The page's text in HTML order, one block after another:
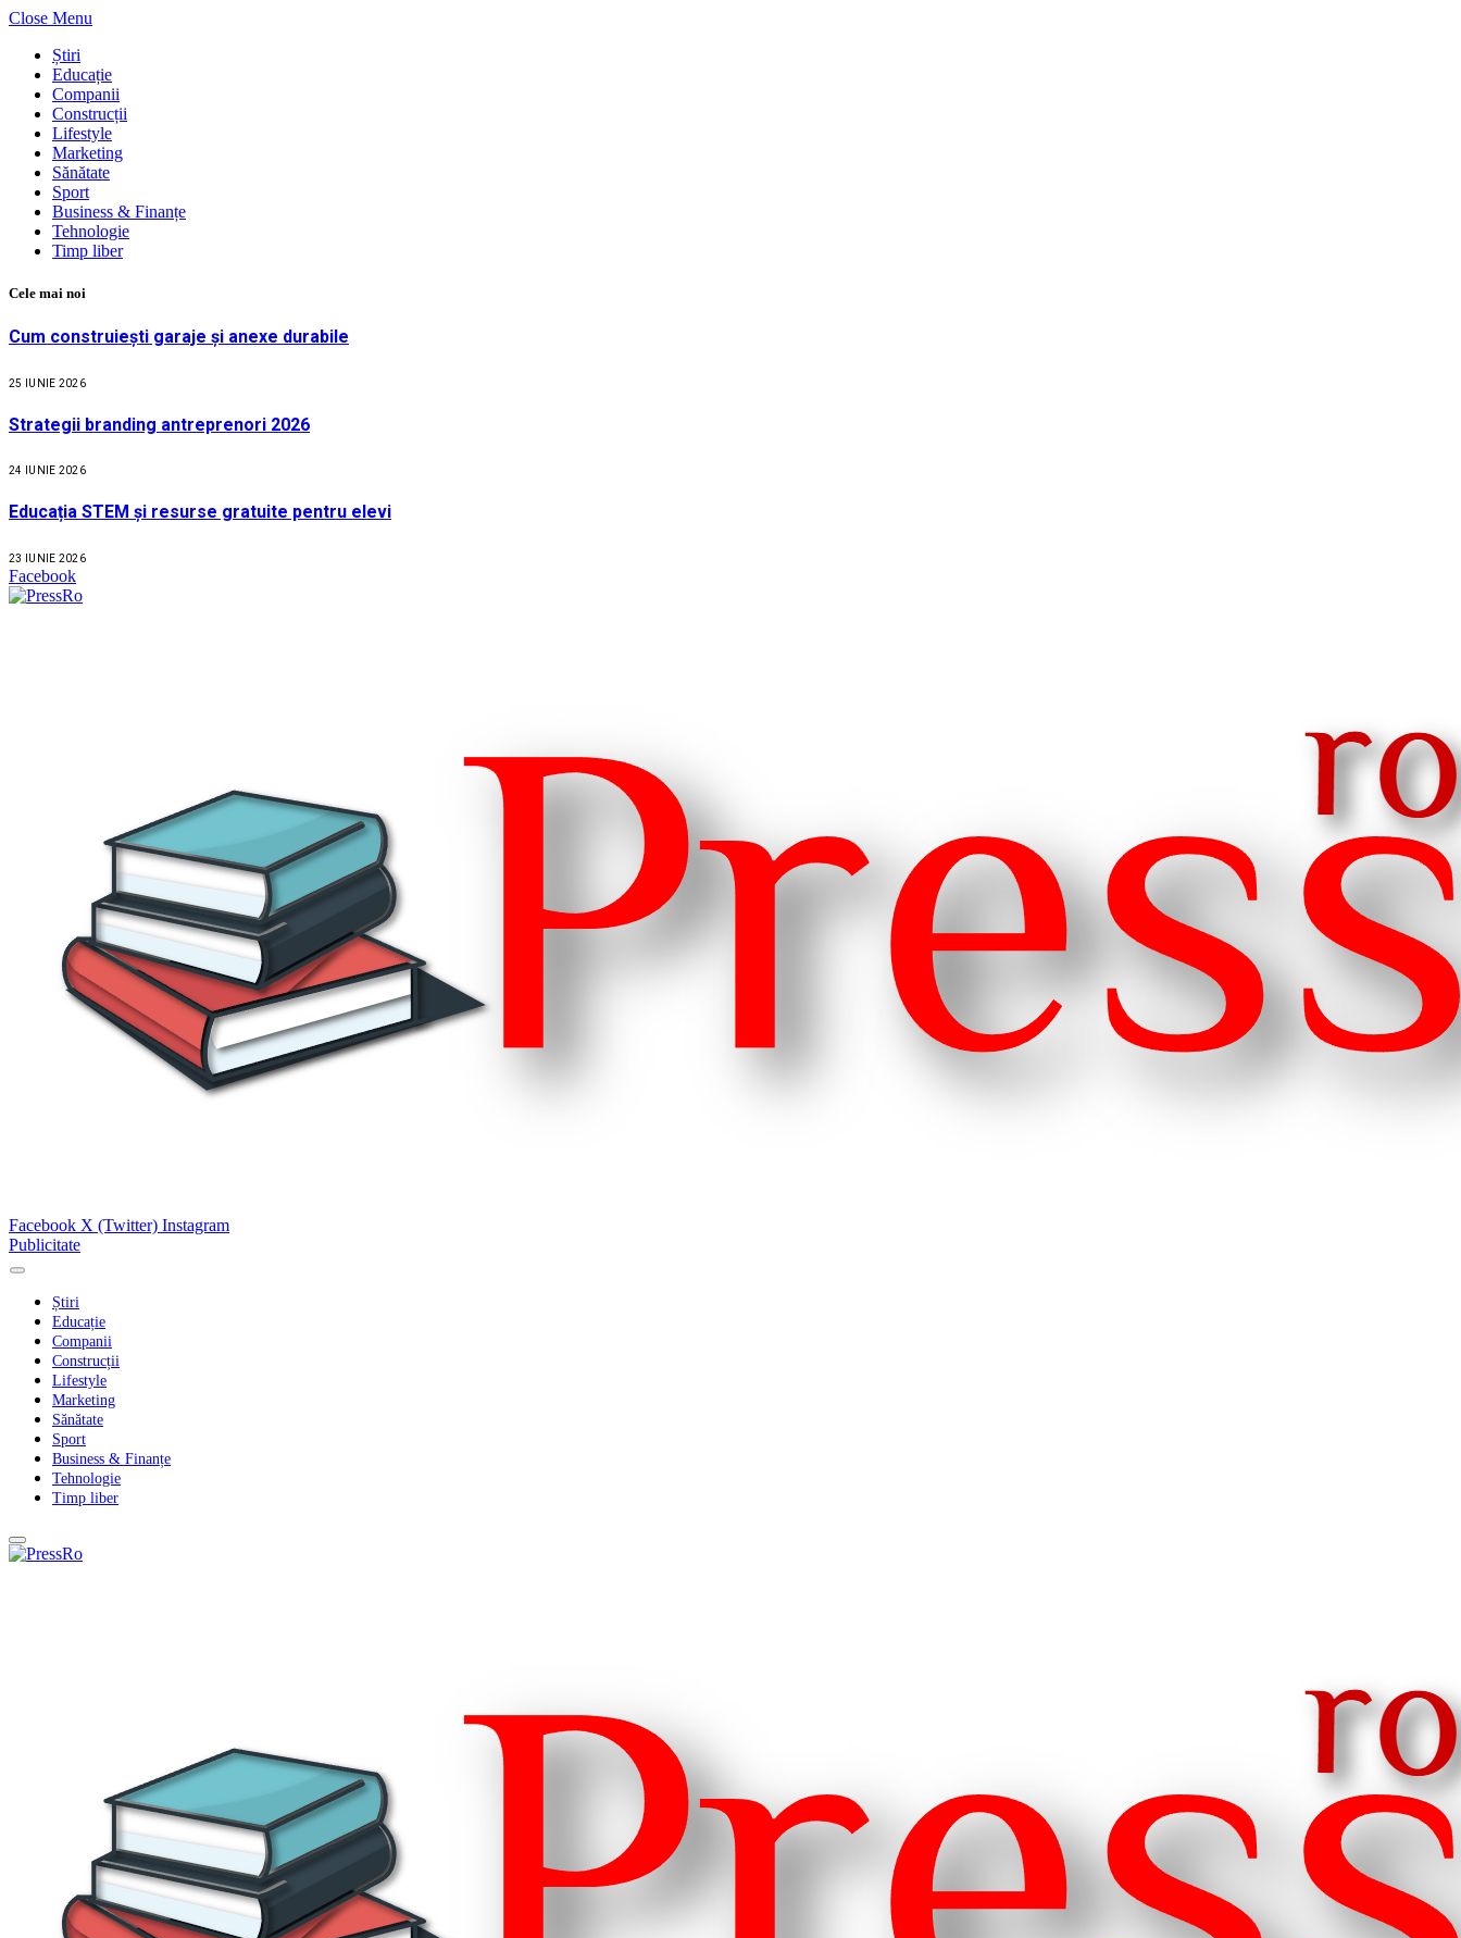
Close Menu
Știri
Educație
Companii
Construcții
Lifestyle
Marketing
Sănătate
Sport
Business & Finanțe
Tehnologie
Timp liber
Cele mai noi
Cum construiești garaje și anexe durabile
25 IUNIE 2026
Strategii branding antreprenori 2026
24 IUNIE 2026
Educația STEM și resurse gratuite pentru elevi
23 IUNIE 2026
Facebook
Facebook X (Twitter) Instagram
Publicitate
Știri
Educație
Companii
Construcții
Lifestyle
Marketing
Sănătate
Sport
Business & Finanțe
Tehnologie
Timp liber